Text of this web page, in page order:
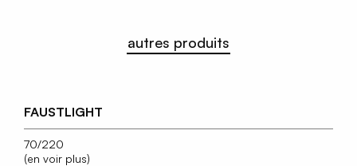
autres produits
FAUSTLIGHT
70/220
(en voir plus)